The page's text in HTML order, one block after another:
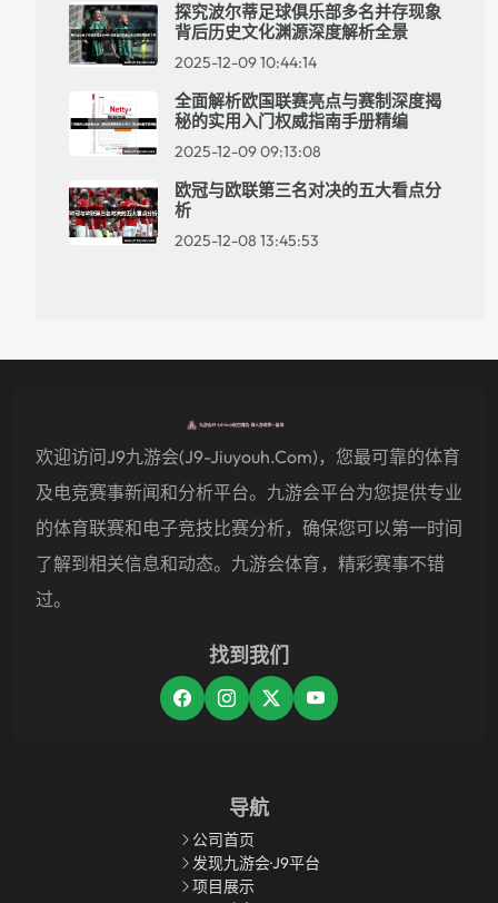
探究波尔蒂足球俱乐部多名并存现象
背后历史文化渊源深度解析全景
2025-12-09 10:44:14
全面解析欧国联赛亮点与赛制深度揭
秘的实用入门权威指南手册精编
2025-12-09 09:13:08
欧冠与欧联第三名对决的五大看点分
析
2025-12-08 13:45:53
欢迎访问j9九游会(j9-Jiuyouh.com)，您最可靠的体育
及电竞赛事新闻和分析平台。九游会平台为您提供专业
的体育联赛和电子竞技比赛分析，确保您可以第一时间
了解到相关信息和动态。九游会体育，精彩赛事不错
过。
找到我们
导航
公司首页
发现九游会·J9平台
项目展示